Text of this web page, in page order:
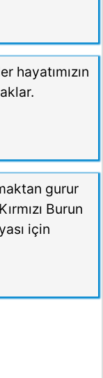
hayatımızın
gurur
Burun
için